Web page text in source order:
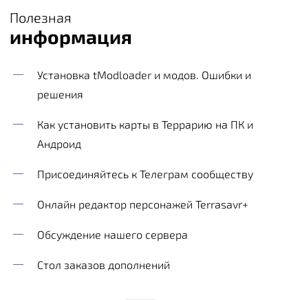
Полезная
информация
Установка tModloader и модов. Ошибки и
решения
Как установить карты в Террарию на ПК и
Андроид
Присоединяйтесь к Телеграм сообществу
Онлайн редактор персонажей Terrasavr+
Обсуждение нашего сервера
Стол заказов дополнений